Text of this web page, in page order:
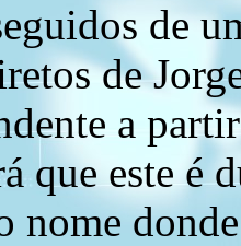
de
de
a
que este é
nome